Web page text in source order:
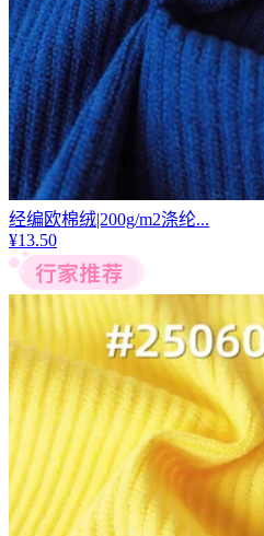
经编欧棉绒|200g/m2涤纶...
¥13.50